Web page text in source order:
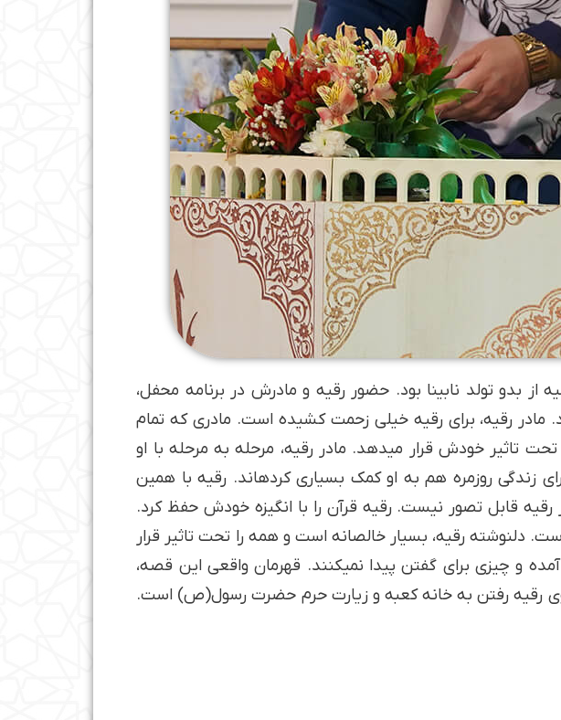
بدو تولد نابینا بود. حضور رقیه و مادرش در برنامه محفل،
رقیه، برای رقیه خیلی زحمت کشیده است. مادری که تمام
تاثیر خودش قرار می­دهد. مادر رقیه، مرحله به مرحله با او
زندگی روزمره هم به او کمک بسیاری کرده­اند. رقیه با همین
قابل تصور نیست. رقیه قرآن را با انگیزه خودش حفظ کرد.
دلنوشته رقیه، بسیار خالصانه است و همه را تحت تاثیر قرار
و چیزی برای گفتن پیدا نمی­کنند. قهرمان واقعی این قصه،
رقیه رفتن به خانه کعبه و زیارت حرم حضرت رسول(ص) است.